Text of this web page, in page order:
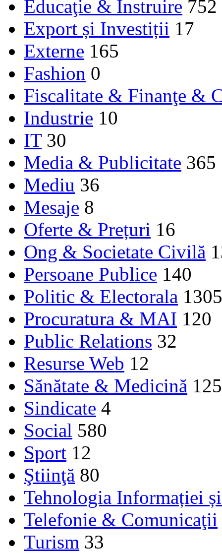
Educaţie & Instruire 752
Export și Investiții 17
Externe 165
Fashion 0
Fiscalitate & Finanţe &
Industrie 10
IT 30
Media & Publicitate 365
Mediu 36
Mesaje 8
Oferte & Prețuri 16
Ong & Societate Civilă
Persoane Publice 140
Politic & Electorala 1305
Procuratura & MAI 120
Public Relations 32
Resurse Web 12
Sănătate & Medicină 125
Sindicate 4
Social 580
Sport 12
Ştiinţă 80
Tehnologia Informației
Telefonie & Comunicaţii
Turism 33